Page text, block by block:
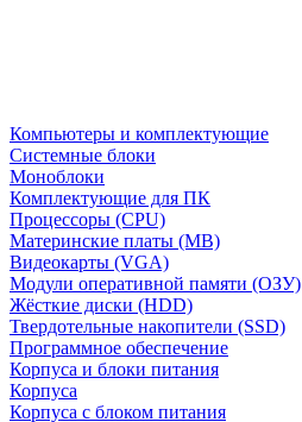
Компьютеры и комплектующие
Системные блоки
Моноблоки
Комплектующие для ПК
Процессоры (CPU)
Материнские платы (MB)
Видеокарты (VGA)
Модули оперативной памяти (ОЗУ)
Жёсткие диски (HDD)
Твердотельные накопители (SSD)
Программное обеспечение
Корпуса и блоки питания
Корпуса
Корпуса с блоком питания